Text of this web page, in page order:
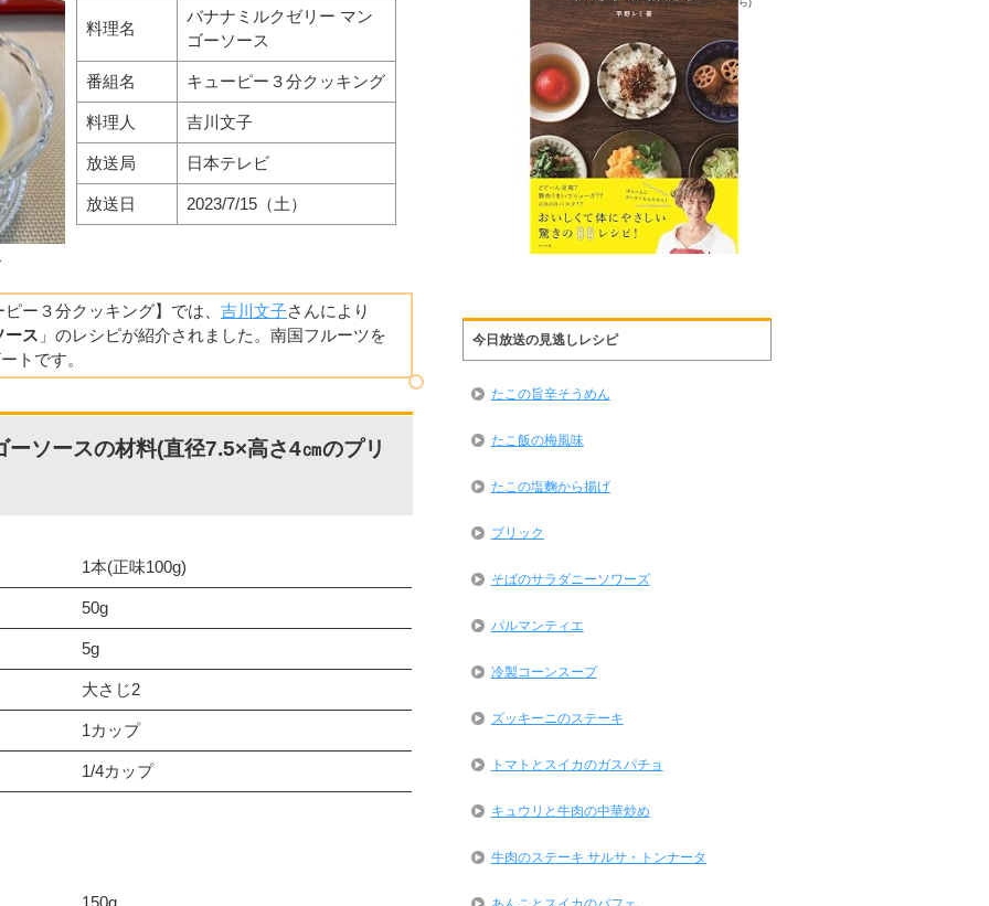
料理名
バナナミルクゼリー マン
ゴーソース
番組名 キューピー３分クッキング
料理人 吉川文子
放送局 日本テレビ
放送日 2023/7/15（土）
ー３分クッキング】では、 吉川文子さんにより
ース 」のレシピが紹介されました。南国フルーツを
トです。
ソースの材料(直径7.5×高さ4㎝のプリ
1本(正味100g)
50g
5g
大さじ2
1カップ
1/4カップ
150g
22:14 GMT +09:00 時点 -詳細はこちら)
今日放送の見逃しレシピ
たこの旨辛そうめん
たこ飯の梅風味
たこの塩麴から揚げ
ブリック
そばのサラダニーソワーズ
パルマンティエ
冷製コーンスープ
ズッキーニのステーキ
トマトとスイカのガスパチョ
キュウリと牛肉の中華炒め
牛肉のステーキ サルサ・トンナータ